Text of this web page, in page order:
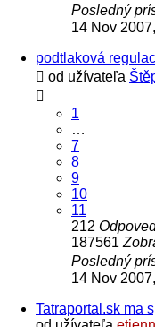
Posledný
14 Nov
podtlaková
od užívateľa
1
…
7
8
9
10
11
212
187561
Posledný
14 Nov
Tatraportal.sk ma